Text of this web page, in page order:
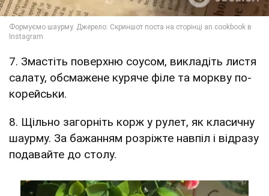
7. Змастіть поверхню соусом, викладіть листя
салату, обсмажене куряче філе та моркву по-
корейськи.
8. Щільно загорніть корж у рулет, як класичну
шаурму. За бажанням розріжте навпіл і відразу
подавайте до столу.